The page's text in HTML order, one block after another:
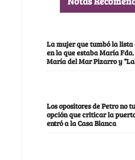
La mujer que tumbó la lista
en la que estaba María
María del Mar Pizarro y
Los opositores de Petro no
opción que criticar la
entró a la Casa Blanca